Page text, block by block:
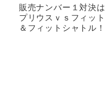
販売ナンバー１対決は
プリウスｖｓフィット
＆フィットシャトル！